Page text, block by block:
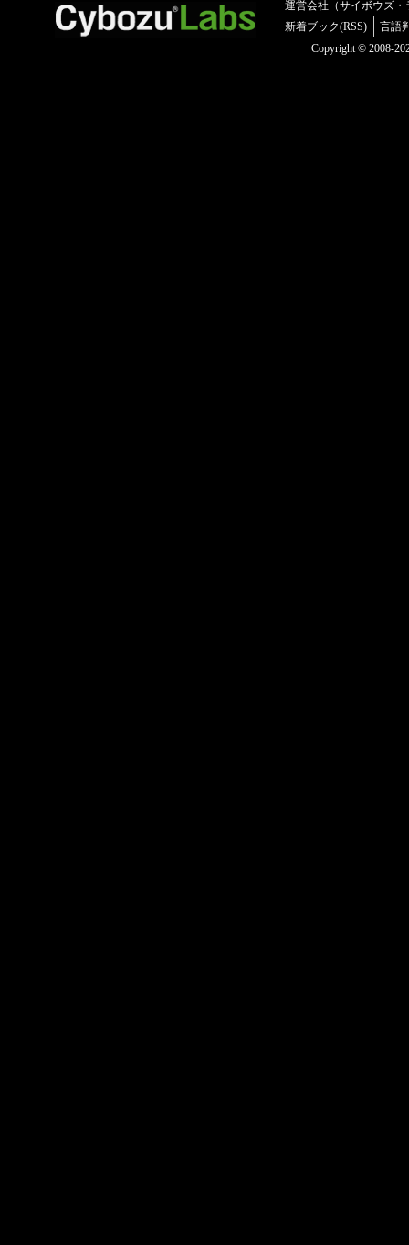
運営会社（サイボウズ・
新着ブック(RSS)
言語
Copyright © 2008-